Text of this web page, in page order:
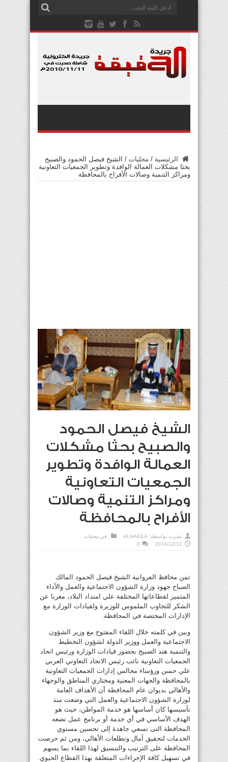
الرئيسية / محليات / الشيخ فيصل الحمود والصبيح
بحثا مشكلات العمالة الوافدة وتطوير الجمعيات التعاونية
ومراكز التنمية وصالات الأفراح بالمحافظة
الشيخ فيصل الحمود
والصبيح بحثا مشكلات
العمالة الوافدة وتطوير
الجمعيات التعاونية
ومراكز التنمية وصالات
الأفراح بالمحافظة
نشرت بواسطة: ALHAKEA في محليات
2014/12/11
0
ثمن محافظ الفروانية الشيخ فيصل الحمود المالك
الصباح جهود وزارة الشؤون الاجتماعية والعمل والأداء
المتميز لقطاعاتها المختلفة علي امتداد البلاد، معربا عن
الشكر للتجاوب الملموس للوزيرة ولقيادات الوزارة مع
الإدارات المختصة في المحافظة.
وبين في كلمته خلال اللقاء المفتوح مع وزير الشؤون
الاجتماعية والعمل ووزير الدولة لشؤون التخطيط
والتنمية هند الصبيح بحضور قيادات الوزارة ورئيس اتحاد
الجمعيات التعاونية نائب رئيس الاتحاد التعاوني العربي
علي حسن ورؤساء مجالس إدارات الجمعيات التعاونية
بالمحافظة والجهات المعنية ومختاري المناطق والوجهاء
والأهالي بديوان عام المحافظة أن الأهداف العامة
لوزارة الشؤون الاجتماعية والعمل التي وضعت منذ
تأسيسها كان أساسها هو خدمة المواطن، حيث هو
الهدف الأساسي في أي خدمة أو برنامج عمل تضعه
المحافظة التى تسعي جاهدة إلى تحسين مستوي
الخدمات لتحقيق آمال وتطلعات الأهالي، ومن ثم حرصت
المحافظة على الترتيب والتنسيق لهذا اللقاء بما يسهم
في تسهيل كافة الإجراءات المتعلقة بهذا القطاع الحيوي.